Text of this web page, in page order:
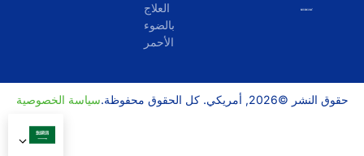
العلاج
بالضوء
الأحمر
حقوق النشر ©2026, أمريكي. كل الحقوق محفوظة. سياسة الخصوصية